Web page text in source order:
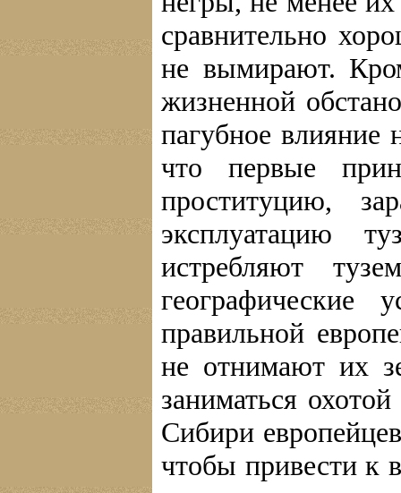
сравнительно
не вымирают.
жизненной
пагубное влияние
что первые
проституцию,
эксплуатацию
истребляют
географические
правильной
не отнимают их
заниматься
Сибири
чтобы привести к